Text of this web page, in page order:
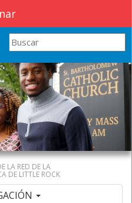
Search this site
LA RED DE LA
DE LITTLE ROCK